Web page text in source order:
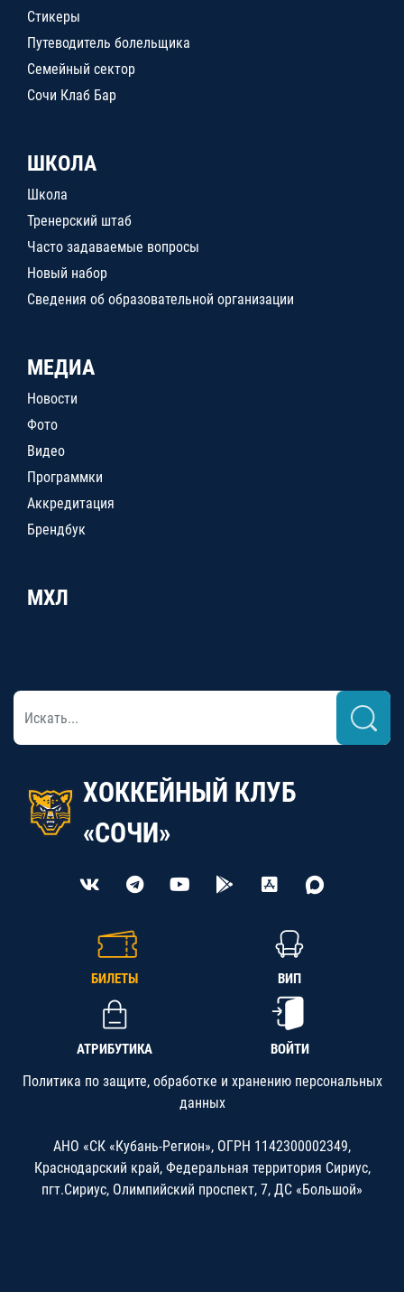
Стикеры
Путеводитель болельщика
Семейный сектор
Сочи Клаб Бар
ШКОЛА
Школа
Тренерский штаб
Часто задаваемые вопросы
Новый набор
Сведения об образовательной организации
МЕДИА
Новости
Фото
Видео
Программки
Аккредитация
Брендбук
МХЛ
ХОККЕЙНЫЙ КЛУБ
«СОЧИ»
БИЛЕТЫ ВИП
АТРИБУТИКА ВОЙТИ
Политика по защите, обработке и хранению персональных
данных
АНО «СК «Кубань-Регион», ОГРН 1142300002349,
Краснодарский край, Федеральная территория Сириус,
пгт.Сириус, Олимпийский проспект, 7, ДС «Большой»